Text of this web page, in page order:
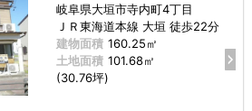
岐阜県大垣市寺内町4丁目
ＪＲ東海道本線 大垣 徒歩22分
建物面積 160.25㎡
土地面積 101.68㎡
(30.76坪)